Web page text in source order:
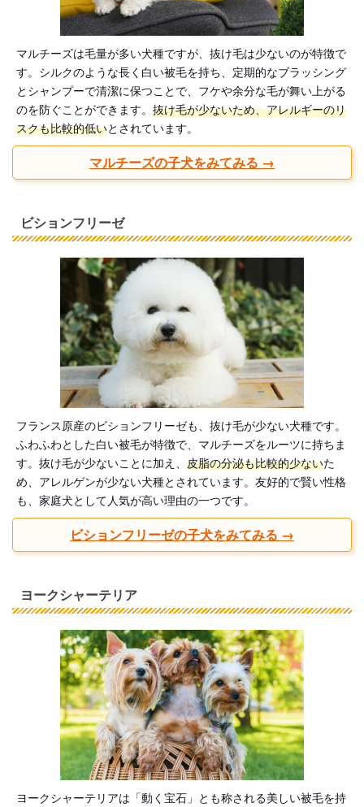
マルチーズは毛量が多い犬種ですが、抜け毛は少ないのが特徴で
す。シルクのような長く白い被毛を持ち、定期的なブラッシング
とシャンプーで清潔に保つことで、フケや余分な毛が舞い上がる
のを防ぐことができます。 抜け毛が少ないため、アレルギーのリ
スクも比較的低いとされています。
マルチーズの子犬をみてみる →
ビションフリーゼ
フランス原産のビションフリーゼも、抜け毛が少ない犬種です。
ふわふわとした白い被毛が特徴で、マルチーズをルーツに持ちま
す。抜け毛が少ないことに加え、 皮脂の分泌も比較的少ないた
め、アレルゲンが少ない犬種とされています。友好的で賢い性格
も、家庭犬として人気が高い理由の一つです。
ビションフリーゼの子犬をみてみる →
ヨークシャーテリア
ヨークシャーテリアは「動く宝石」とも称される美しい被毛を持